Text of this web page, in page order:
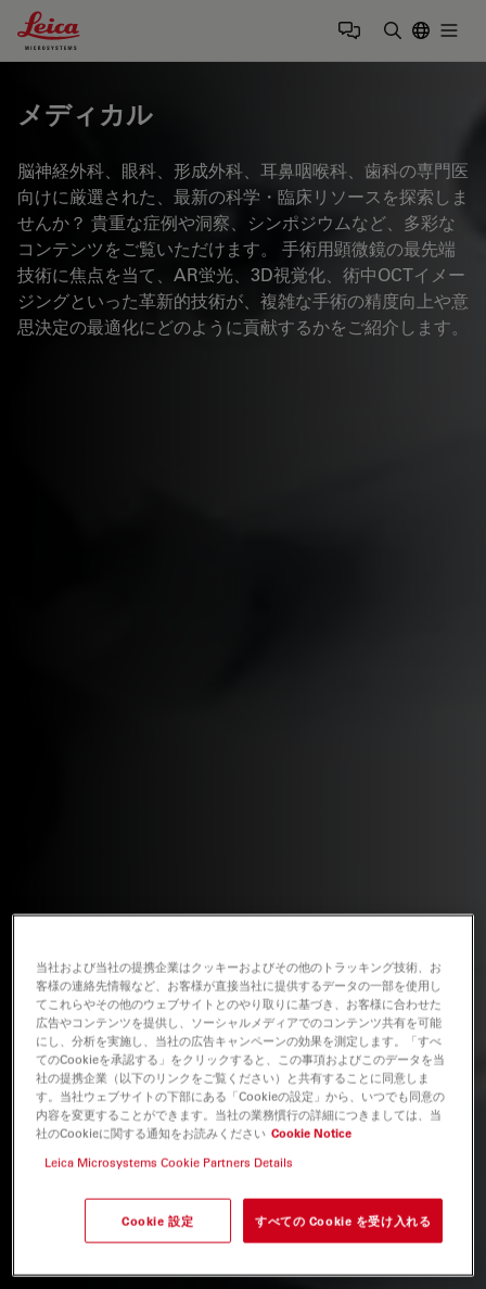
Leica Microsystems Logo
メディカル
脳神経外科、眼科、形成外科、耳鼻咽喉科、歯科の専門医
向けに厳選された、最新の科学・臨床リソースを探索しま
せんか？ 貴重な症例や洞察、シンポジウムなど、多彩な
コンテンツをご覧いただけます。 手術用顕微鏡の最先端
技術に焦点を当て、AR蛍光、3D視覚化、術中OCTイメー
ジングといった革新的技術が、複雑な手術の精度向上や意
思決定の最適化にどのように貢献するかをご紹介します。
当社および当社の提携企業はクッキーおよびその他のトラッキング技術、お
客様の連絡先情報など、お客様が直接当社に提供するデータの一部を使用し
てこれらやその他のウェブサイトとのやり取りに基づき、お客様に合わせた
広告やコンテンツを提供し、ソーシャルメディアでのコンテンツ共有を可能
にし、分析を実施し、当社の広告キャンペーンの効果を測定します。「すべ
てのCookieを承認する」をクリックすると、この事項およびこのデータを当
社の提携企業（以下のリンクをご覧ください）と共有することに同意しま
す。当社ウェブサイトの下部にある「Cookieの設定」から、いつでも同意の
内容を変更することができます。当社の業務慣行の詳細につきましては、当
社のCookieに関する通知をお読みください Cookie Notice
Leica Microsystems Cookie Partners Details
Cookie 設定 すべての Cookie を受け入れる